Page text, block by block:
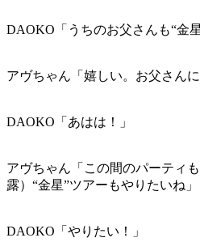
DAOKO「うちのお父さんも“金
アヴちゃん「嬉しい。お父さん
DAOKO「あはは！」
アヴちゃん「この間のパーティ
露）“金星”ツアーもやりたいね」
DAOKO「やりたい！」